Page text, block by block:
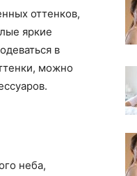
оттенков,
яркие
в
можно
неба,